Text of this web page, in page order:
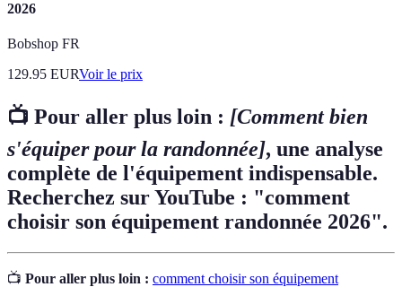
2026
Bobshop FR
129.95 EURVoir le prix
📺 Pour aller plus loin : [Comment bien
s'équiper pour la randonnée], une analyse
complète de l'équipement indispensable.
Recherchez sur YouTube : "comment
choisir son équipement randonnée 2026".
📺 Pour aller plus loin : comment choisir son équipement